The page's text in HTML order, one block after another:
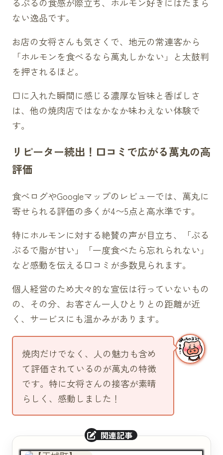
るぷるの食感が際立ち、ホルモン好きにはたまら
ない逸品です。
お店の女将さんも気さくで、地元の常連客から
「ホルモンを食べるなら萬丸しかない」と太鼓判
を押されるほど。
口に入れた瞬間に感じる濃厚な旨味と香ばしさ
は、他の焼肉店ではなかなか味わえない体験で
す。
リピーター続出！口コミで広がる萬丸の高
評価
食べログやGoogleマップのレビューでは、萬丸に
寄せられる評価の多くが4〜5点と高水準です。
特にホルモンに対する絶賛の声が目立ち、「ぷる
ぷるで脂が甘い」「一度食べたら忘れられない」
など感動を伝える口コミが多数見られます。
個人経営のため大々的な宣伝は行っていないもの
の、その分、お客さん一人ひとりとの距離が近
く、サービスにも温かみがあります。
焼肉だけでなく、人の魅力も含め
て評価されているのが萬丸の特徴
です。特に女将さんの接客が素晴
らしく、感動しました！